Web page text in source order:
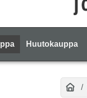
Huutokauppa